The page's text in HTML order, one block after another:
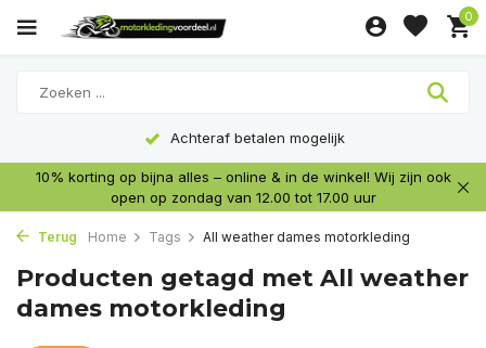
0
Achteraf betalen mogelijk
10% korting op bijna alles – online & in de winkel! Wij zijn ook
open op zondag van 12.00 tot 17.00 uur
Terug Home Tags All weather dames motorkleding
Producten getagd met All weather
dames motorkleding